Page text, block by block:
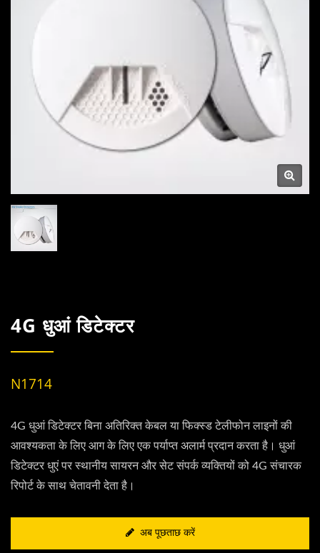
4G धुआं डिटेक्टर
N1714
4G धुआं डिटेक्टर बिना अतिरिक्त केबल या फिक्स्ड टेलीफोन लाइनों की
आवश्यकता के लिए आग के लिए एक पर्याप्त अलार्म प्रदान करता है। धुआं
डिटेक्टर धुएं पर स्थानीय सायरन और सेट संपर्क व्यक्तियों को 4G संचारक
रिपोर्ट के साथ चेतावनी देता है।
अब पूछताछ करें